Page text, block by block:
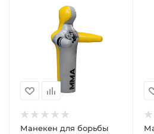
Манекен для борьбы